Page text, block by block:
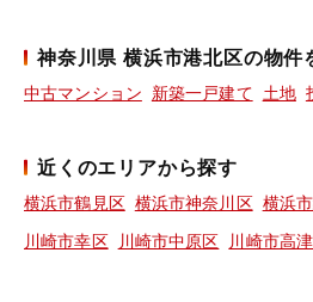
神奈川県 横浜市港北区の物件
中古マンション 新築一戸建て 土地
近くのエリアから探す
横浜市鶴見区 横浜市神奈川区 横浜
川崎市幸区
川崎市中原区 川崎市高